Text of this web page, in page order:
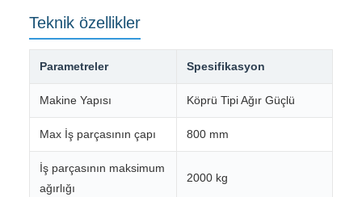
Teknik özellikler
Parametreler Spesifikasyon
Makine Yapısı Köprü Tipi Ağır Güçlü
Max İş parçasının çapı 800 mm
İş parçasının maksimum
ağırlığı
2000 kg